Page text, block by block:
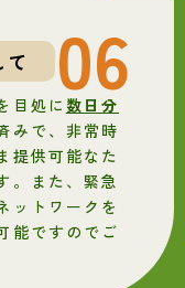
06
て
目処に 数日分
みで、非常時
提供可能なた
。また、緊急
ットワークを
能ですのでご